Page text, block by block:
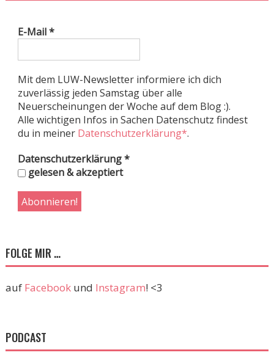
E-Mail*
Mit dem LUW-Newsletter informiere ich dich
zuverlässig jeden Samstag über alle
Neuerscheinungen der Woche auf dem Blog :).
Alle wichtigen Infos in Sachen Datenschutz findest
du in meiner Datenschutzerklärung*.
Datenschutzerklärung*
gelesen & akzeptiert
FOLGE MIR …
auf Facebookund Instagram! <3
PODCAST